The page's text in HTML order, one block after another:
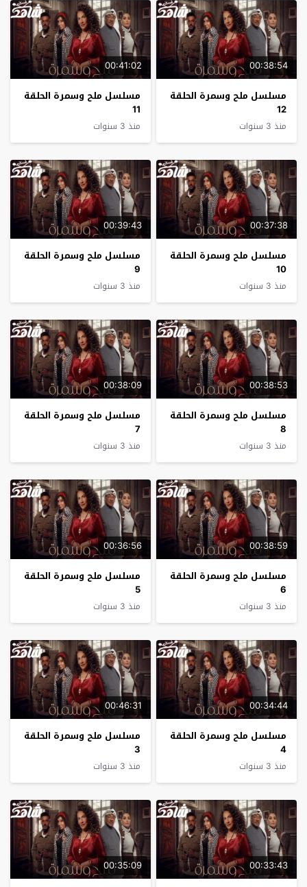
00:38:54
مسلسل ملح وسمرة الحلقة
12
منذ 3 سنوات
00:41:02
مسلسل ملح وسمرة الحلقة
11
منذ 3 سنوات
00:37:38
مسلسل ملح وسمرة الحلقة
10
منذ 3 سنوات
00:39:43
مسلسل ملح وسمرة الحلقة
9
منذ 3 سنوات
00:38:53
مسلسل ملح وسمرة الحلقة
8
منذ 3 سنوات
00:38:09
مسلسل ملح وسمرة الحلقة
7
منذ 3 سنوات
00:38:59
مسلسل ملح وسمرة الحلقة
6
منذ 3 سنوات
00:36:56
مسلسل ملح وسمرة الحلقة
5
منذ 3 سنوات
00:34:44
مسلسل ملح وسمرة الحلقة
4
منذ 3 سنوات
00:46:31
مسلسل ملح وسمرة الحلقة
3
منذ 3 سنوات
00:33:43
00:35:09